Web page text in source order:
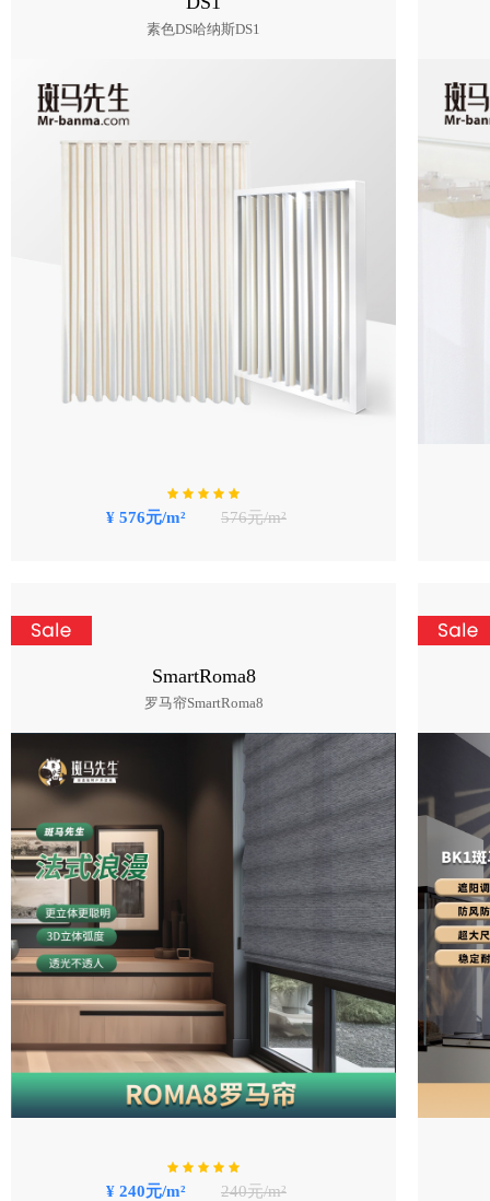
素色DS哈纳斯DS1
¥ 576元/m² 576元/m²
SmartRoma8
罗马帘SmartRoma8
¥ 240元/m² 240元/m²